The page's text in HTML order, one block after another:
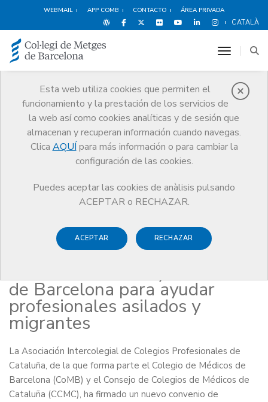
WEBMAIL APP COMB CONTACTO ÁREA PRIVADA
CATALÀ
Esta web utiliza cookies que permiten el
funcionamiento y la prestación de los servicios de
la web así como cookies analíticas y de sesión que
almacenan y recuperan información cuando navegas.
Clica AQUÍ para más información o para cambiar la
configuración de las cookies.
Puedes aceptar las cookies de anàlisis pulsando
ACEPTAR o RECHAZAR.
ACEPTAR RECHAZAR
toggle
Noticias
Comunicación
Noticias
Los colegios profesionales colaboran con el Ayuntamiento de
Barcelona para ayudar profesionales asilados y migrantes
23 DICIEMBRE DE 2019
Los colegios profesionales
colaboran con el Ayuntamiento
de Barcelona para ayudar
profesionales asilados y
migrantes
La Asociación Intercolegial de Colegios Profesionales de
Cataluña, de la que forma parte el Colegio de Médicos de
Barcelona (CoMB) y el Consejo de Colegios de Médicos de
Cataluña (CCMC), ha firmado un nuevo convenio de